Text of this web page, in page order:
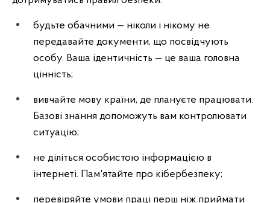
будьте обачними — ніколи і нікому не
передавайте документи, що посвідчують
особу. Ваша ідентичність — це ваша головна
цінність;
вивчайте мову країни, де плануєте працювати.
Базові знання допоможуть вам контролювати
ситуацію;
не діліться особистою інформацією в
інтернеті. Пам'ятайте про кібербезпеку;
перевіряйте умови праці перш ніж приймати